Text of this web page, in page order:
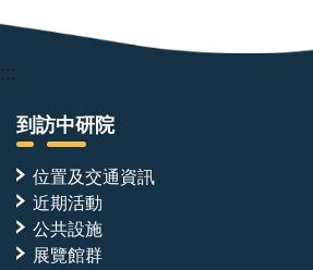
:::
到訪中研院
位置及交通資訊
近期活動
公共設施
展覽館群